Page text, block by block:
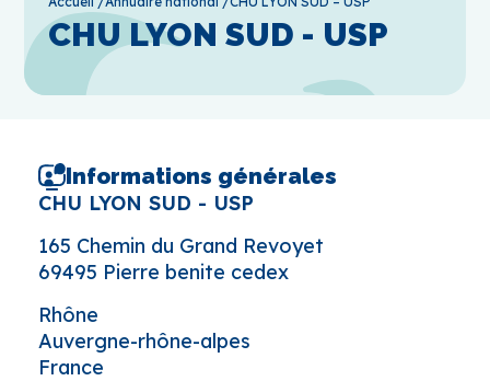
CHU LYON SUD - USP
Informations générales
CHU LYON SUD - USP
165 Chemin du Grand Revoyet
69495 Pierre benite cedex
Rhône
Auvergne-rhône-alpes
France